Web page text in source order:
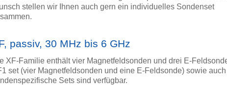
stellen wir Ihnen auch gern ein individuelles Sondenset
passiv, 30 MHz bis 6 GHz
XF-Familie enthält vier Magnetfeldsonden und drei E-
set (vier Magnetfeldsonden und eine E-Feldsonde) sowie auch
Sets sind verfügbar.